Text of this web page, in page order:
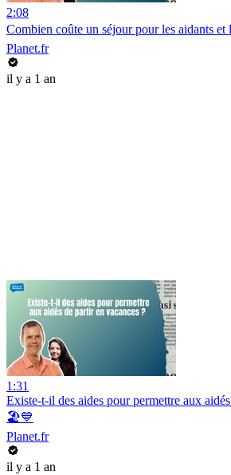
2:08
Combien coûte un séjour pour les aidants
Planet.fr
il y a 1 an
1:31
Existe-t-il des aides pour permettre aux
🏖️💙
Planet.fr
il y a 1 an